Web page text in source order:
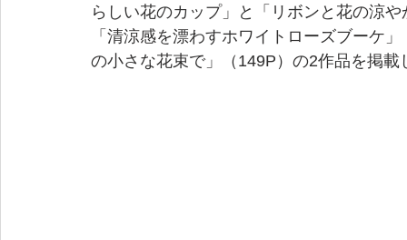
らしい花のカップ」と「リボンと花の涼
「清涼感を漂わすホワイトローズブーケ
の小さな花束で」（149P）の2作品を掲